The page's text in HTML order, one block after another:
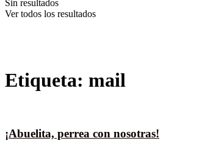
Sin resultados
Ver todos los resultados
Etiqueta: mail
¡Abuelita, perrea con nosotras!